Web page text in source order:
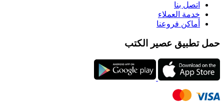
اتصل بنا
خدمة العملاء
أماكن فروعنا
حمل تطبيق عصير الكتب